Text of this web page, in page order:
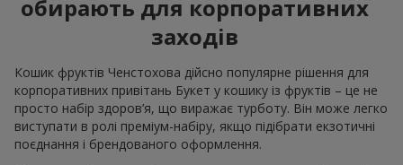
обирають для корпоративних
заходів
Кошик фруктів Ченстохова дійсно популярне рішення для
корпоративних привітань Букет у кошику із фруктів – це не
просто набір здоров’я, що виражає турботу. Він може легко
виступати в ролі преміум-набіру, якщо підібрати екзотичні
поєднання і брендованого оформлення.